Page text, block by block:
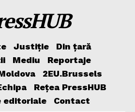
Justiție
Din țară
Mediu
Reportaje
2EU.Brussels
Rețea PressHUB
editoriale
Contact